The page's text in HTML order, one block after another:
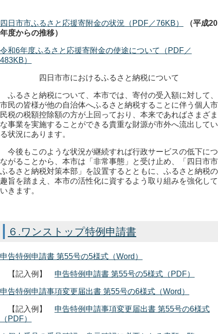
四日市市ふるさと応援寄附金の状況（PDF／76KB）
（平成20
年度からの推移）
令和6年度ふるさと応援寄附金の使途について（PDF／
483KB）
四日市市におけるふるさと納税について
ふるさと納税について、本市では、 寄付の受入額に対して、
市民の皆様が他の自治体へふるさと納税することに伴う個人市
民税の税額控除額の方が 上回っており、本来であればさまざま
な事業を実施することができる貴重な財源が市外へ流出してい
る状況にあります。
今後もこのような状況が継続すれば行政サービスの低下につ
ながることから、本市は「非常事態」と受け止め、「四日市市
ふるさと納税対策本部」を設置するとともに、ふるさと納税の
趣旨を踏まえ、本市の活性化に資するよう取り組みを強化して
いきます。
６.ワンストップ特例申請書
申告特例申請書 第55号の5様式（Word）
【記入例】 申告特例申請書 第55号の5様式（PDF）
申告特例申請事項変更届出書 第55号の6様式（Word）
【記入例】 申告特例申請事項変更届出書 第55号の6様式
（PDF）